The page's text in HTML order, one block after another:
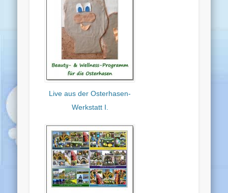
Live aus der Osterhasen-
Werkstatt I.